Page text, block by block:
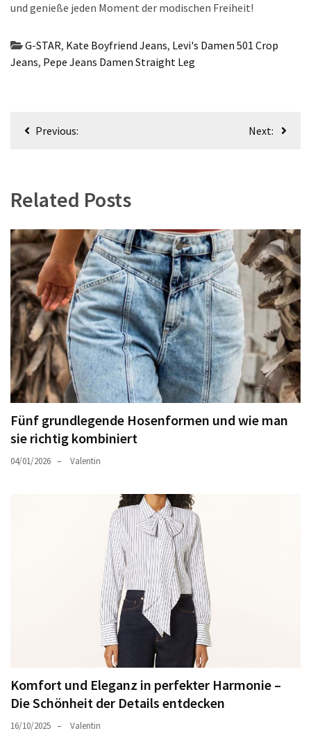
und genieße jeden Moment der modischen Freiheit!
G-STAR, Kate Boyfriend Jeans, Levi's Damen 501 Crop
Jeans, Pepe Jeans Damen Straight Leg
Beitragsnavigation
Previous: Next:
Related Posts
Fünf grundlegende Hosenformen und wie man
sie richtig kombiniert
04/01/2026 Valentin
Komfort und Eleganz in perfekter Harmonie –
Die Schönheit der Details entdecken
16/10/2025 Valentin